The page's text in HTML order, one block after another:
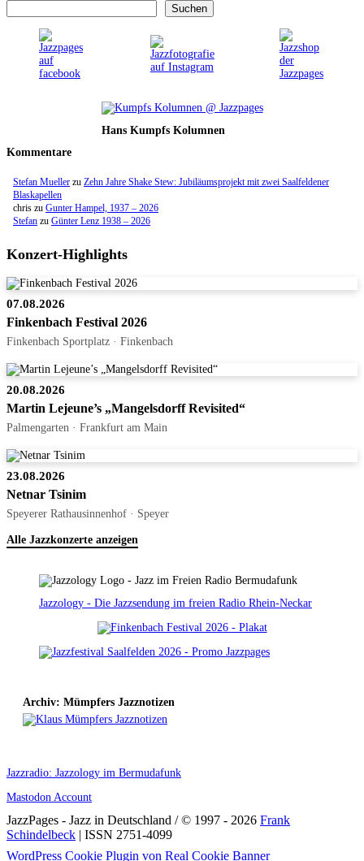
Suchen
Hans Kumpfs Kolumnen
Kommentare
Stefan Mueller zu Zehn Jahre Shake Stew: Jubiläumsprojekt mit zwei Saalfeldener
Blaskapellen
chris zu Gunter Hampel, 1937 – 2026
Stefan zu Günter Lenz 1938 – 2026
Konzert-Highlights
07.08.2026
Finkenbach Festival 2026
Finkenbach Sportplatz · Finkenbach
20.08.2026
Martin Lejeune’s „Mangelsdorff Revisited“
Palmengarten · Frankfurt am Main
23.08.2026
Netnar Tsinim
Speyerer Rathausinnenhof · Speyer
Alle Jazzkonzerte anzeigen
Jazzology - Die Jazzsendung im freien Radio Rhein-Neckar
Archiv: Mümpfers Jazznotizen
Jazzradio: Jazzology im Bermudafunk
Mastodon Account
JazzPages - Jazz in Deutschland / © 1997 - 2026 Frank
Schindelbeck | ISSN 2751-4099
Scroll
WordPress Cookie Plugin von Real Cookie Banner